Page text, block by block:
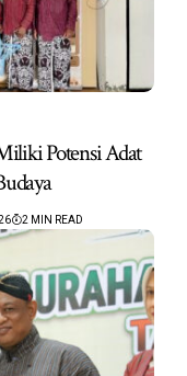
Potensi Adat
2 MIN READ